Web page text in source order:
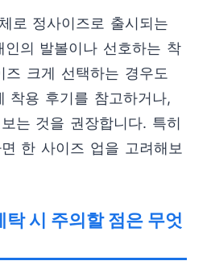
로 정사이즈로 출시되는
인의 발볼이나 선호하는 착
크게 선택하는 경우도
착용 후기를 참고하거나,
는 것을 권장합니다. 특히
한 사이즈 업을 고려해보
시 주의할 점은 무엇